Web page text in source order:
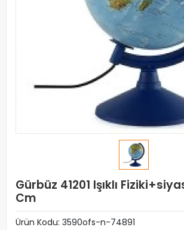
Gürbüz 41201 Işıklı
Cm
Ürün Kodu: 3590ofs-n-74891